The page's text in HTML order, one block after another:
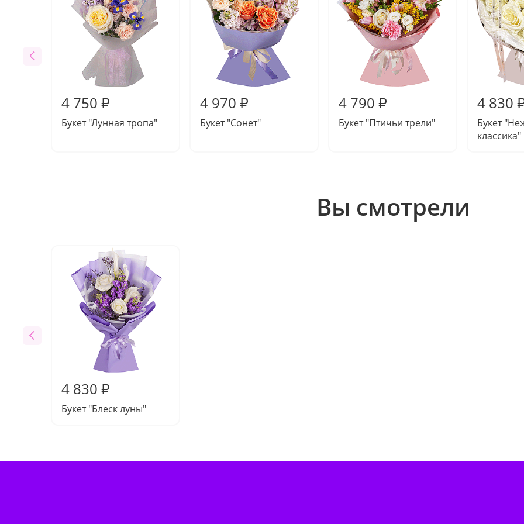
4 750 ₽
Букет "Лунная тропа"
4 970 ₽
Букет "Сонет"
4 790 ₽
Букет "Птичьи трели"
4 830
Букет
классика"
Вы смотрели
4 830 ₽
Букет "Блеск луны"